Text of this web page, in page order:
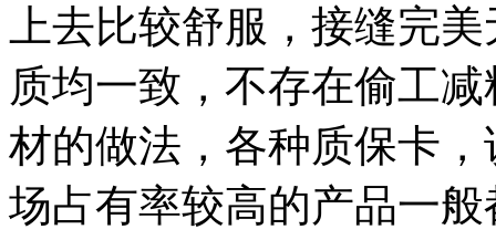
上去比较舒服，接缝完
质均一致，不存在偷工
材的做法，各种质保卡
场占有率较高的产品一